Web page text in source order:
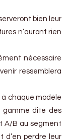
bien leur
n’auront rien
nécessaire
ressemblera
chaque modèle
gamme dite des
A/B au segment
d’en perdre leur